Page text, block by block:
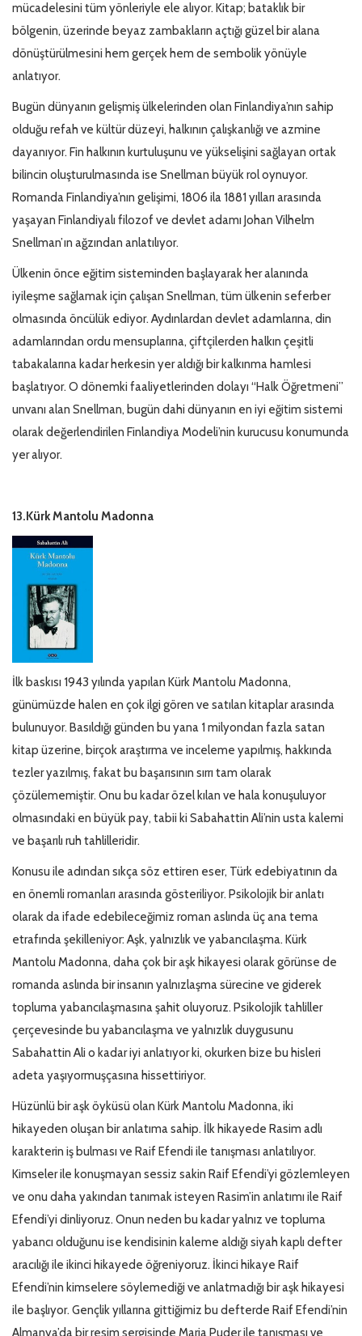
mücadelesini tüm yönleriyle ele alıyor. Kitap; bataklık bir
bölgenin, üzerinde beyaz zambakların açtığı güzel bir alana
dönüştürülmesini hem gerçek hem de sembolik yönüyle
anlatıyor.
Bugün dünyanın gelişmiş ülkelerinden olan Finlandiya’nın sahip
olduğu refah ve kültür düzeyi, halkının çalışkanlığı ve azmine
dayanıyor. Fin halkının kurtuluşunu ve yükselişini sağlayan ortak
bilincin oluşturulmasında ise Snellman büyük rol oynuyor.
Romanda Finlandiya’nın gelişimi, 1806 ila 1881 yılları arasında
yaşayan Finlandiyalı filozof ve devlet adamı Johan Vilhelm
Snellman’ın ağzından anlatılıyor.
Ülkenin önce eğitim sisteminden başlayarak her alanında
iyileşme sağlamak için çalışan Snellman, tüm ülkenin seferber
olmasında öncülük ediyor. Aydınlardan devlet adamlarına, din
adamlarından ordu mensuplarına, çiftçilerden halkın çeşitli
tabakalarına kadar herkesin yer aldığı bir kalkınma hamlesi
başlatıyor. O dönemki faaliyetlerinden dolayı “Halk Öğretmeni”
unvanı alan Snellman, bugün dahi dünyanın en iyi eğitim sistemi
olarak değerlendirilen Finlandiya Modeli’nin kurucusu konumunda
yer alıyor.
13.Kürk Mantolu Madonna
İlk baskısı 1943 yılında yapılan Kürk Mantolu Madonna,
günümüzde halen en çok ilgi gören ve satılan kitaplar arasında
bulunuyor. Basıldığı günden bu yana 1 milyondan fazla satan
kitap üzerine, birçok araştırma ve inceleme yapılmış, hakkında
tezler yazılmış, fakat bu başarısının sırrı tam olarak
çözülememiştir. Onu bu kadar özel kılan ve hala konuşuluyor
olmasındaki en büyük pay, tabii ki Sabahattin Ali’nin usta kalemi
ve başarılı ruh tahlilleridir.
Konusu ile adından sıkça söz ettiren eser, Türk edebiyatının da
en önemli romanları arasında gösteriliyor. Psikolojik bir anlatı
olarak da ifade edebileceğimiz roman aslında üç ana tema
etrafında şekilleniyor: Aşk, yalnızlık ve yabancılaşma. Kürk
Mantolu Madonna, daha çok bir aşk hikayesi olarak görünse de
romanda aslında bir insanın yalnızlaşma sürecine ve giderek
topluma yabancılaşmasına şahit oluyoruz. Psikolojik tahliller
çerçevesinde bu yabancılaşma ve yalnızlık duygusunu
Sabahattin Ali o kadar iyi anlatıyor ki, okurken bize bu hisleri
adeta yaşıyormuşçasına hissettiriyor.
Hüzünlü bir aşk öyküsü olan Kürk Mantolu Madonna, iki
hikayeden oluşan bir anlatıma sahip. İlk hikayede Rasim adlı
karakterin iş bulması ve Raif Efendi ile tanışması anlatılıyor.
Kimseler ile konuşmayan sessiz sakin Raif Efendi’yi gözlemleyen
ve onu daha yakından tanımak isteyen Rasim’in anlatımı ile Raif
Efendi’yi dinliyoruz. Onun neden bu kadar yalnız ve topluma
yabancı olduğunu ise kendisinin kaleme aldığı siyah kaplı defter
aracılığı ile ikinci hikayede öğreniyoruz. İkinci hikaye Raif
Efendi’nin kimselere söylemediği ve anlatmadığı bir aşk hikayesi
ile başlıyor. Gençlik yıllarına gittiğimiz bu defterde Raif Efendi’nin
Almanya’da bir resim sergisinde Maria Puder ile tanışması ve